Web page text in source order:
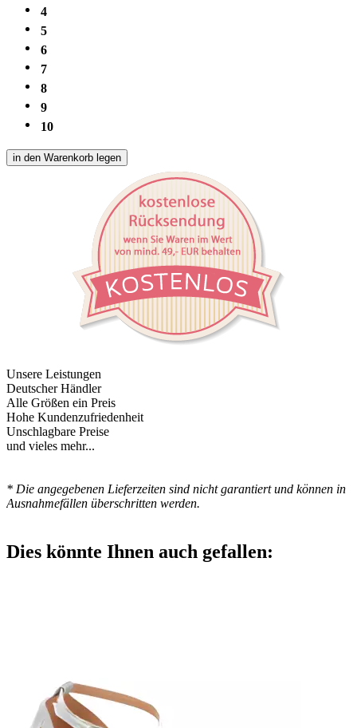
4
5
6
7
8
9
10
in den Warenkorb legen
Unsere Leistungen
Deutscher Händler
Alle Größen ein Preis
Hohe Kundenzufriedenheit
Unschlagbare Preise
und vieles mehr...
* Die angegebenen Lieferzeiten sind nicht garantiert und können in
Ausnahmefällen überschritten werden.
Dies könnte Ihnen auch gefallen: